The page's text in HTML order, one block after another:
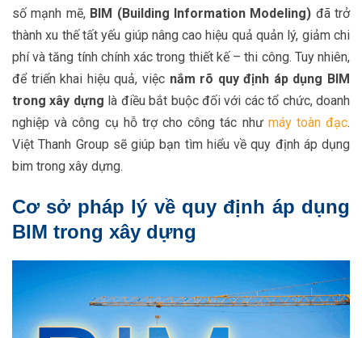
số mạnh mẽ, BIM (Building Information Modeling) đã trở
thành xu thế tất yếu giúp nâng cao hiệu quả quản lý, giảm chi
phí và tăng tính chính xác trong thiết kế – thi công. Tuy nhiên,
để triển khai hiệu quả, việc nắm rõ quy định áp dụng BIM
trong xây dựng là điều bắt buộc đối với các tổ chức, doanh
nghiệp và công cụ hỗ trợ cho công tác như máy toàn đạc.
Việt Thanh Group sẽ giúp bạn tìm hiểu về quy định áp dụng
bim trong xây dựng.
Cơ sở pháp lý về quy định áp dụng
BIM trong xây dựng